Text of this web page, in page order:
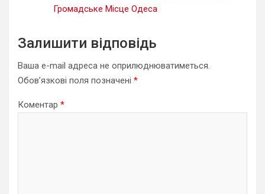
Громадське Місце Одеса
Залишити відповідь
Ваша e-mail адреса не оприлюднюватиметься.
Обов’язкові поля позначені *
Коментар *